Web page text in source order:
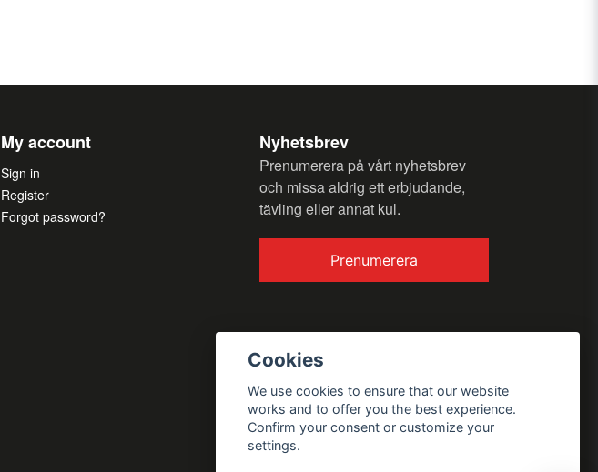
My account
Sign in
Register
Forgot password?
Nyhetsbrev
Prenumerera på vårt nyhetsbrev
och missa aldrig ett erbjudande,
tävling eller annat kul.
Prenumerera
Cookies
We use cookies to ensure that our website
works and to offer you the best experience.
Confirm your consent or customize your
settings.